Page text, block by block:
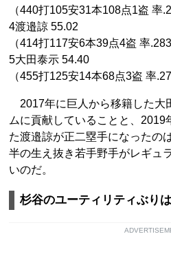
（440打105安31本108点1盗 率
4渡邉諒 55.02
（414打117安6本39点4盗 率
5大田泰示 54.40
（455打125安14本68点3盗 率
2017年に巨人から移籍した大
ムに貢献していることと、2019
た渡邉諒が正二塁手になったの
半の生え抜き若手野手がレギュ
いのだ。
杉谷のユーティリティぶり